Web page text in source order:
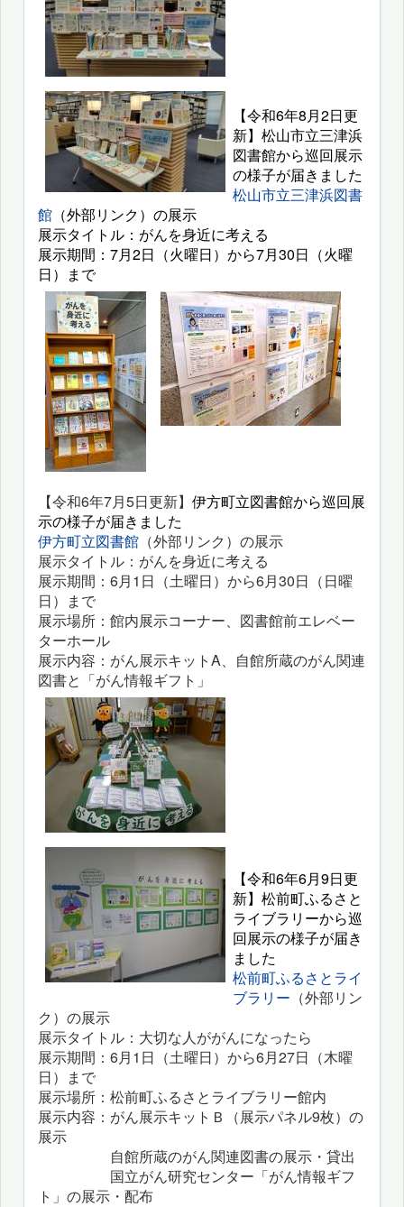
【令和6年8月2日更
新】松山市立三津浜
図書館から巡回展示
の様子が届きました
松山市立三津浜図書
館 （外部リンク）の展示
展示タイトル：がんを身近に考える
展示期間：7月2日（火曜日）から7月30日（火曜
日）まで
【令和6年7月5日更新】 伊方町立図書館から巡回展
示の様子が届きました
伊方町立図書館 （外部リンク）の展示
展示タイトル：がんを身近に考える
展示期間：6月1日（土曜日）から6月30日（日曜
日）まで
展示場所：館内展示コーナー、図書館前エレベー
ターホール
展示内容：がん展示キットA、自館所蔵のがん関連
図書と「がん情報ギフト」
【令和6年6月9日更
新】松前町ふるさと
ライブラリーから巡
回展示の様子が届き
ました
松前町ふるさとライ
ブラリー （外部リン
ク）の展示
展示タイトル：大切な人ががんになったら
展示期間：6月1日（土曜日）から6月27日（木曜
日）まで
展示場所：松前町ふるさとライブラリー館内
展示内容：がん展示キットＢ（展示パネル9枚）の
展示
自館所蔵のがん関連図書の展示・貸出
国立がん研究センター「がん情報ギフ
ト」の展示・配布